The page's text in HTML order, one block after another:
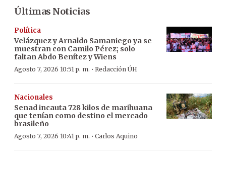
Últimas Noticias
Política
Velázquez y Arnaldo Samaniego ya se
muestran con Camilo Pérez; solo
faltan Abdo Benítez y Wiens
Agosto 7, 2026 10:51 p. m. · Redacción ÚH
Nacionales
Senad incauta 728 kilos de marihuana
que tenían como destino el mercado
brasileño
Agosto 7, 2026 10:41 p. m. · Carlos Aquino